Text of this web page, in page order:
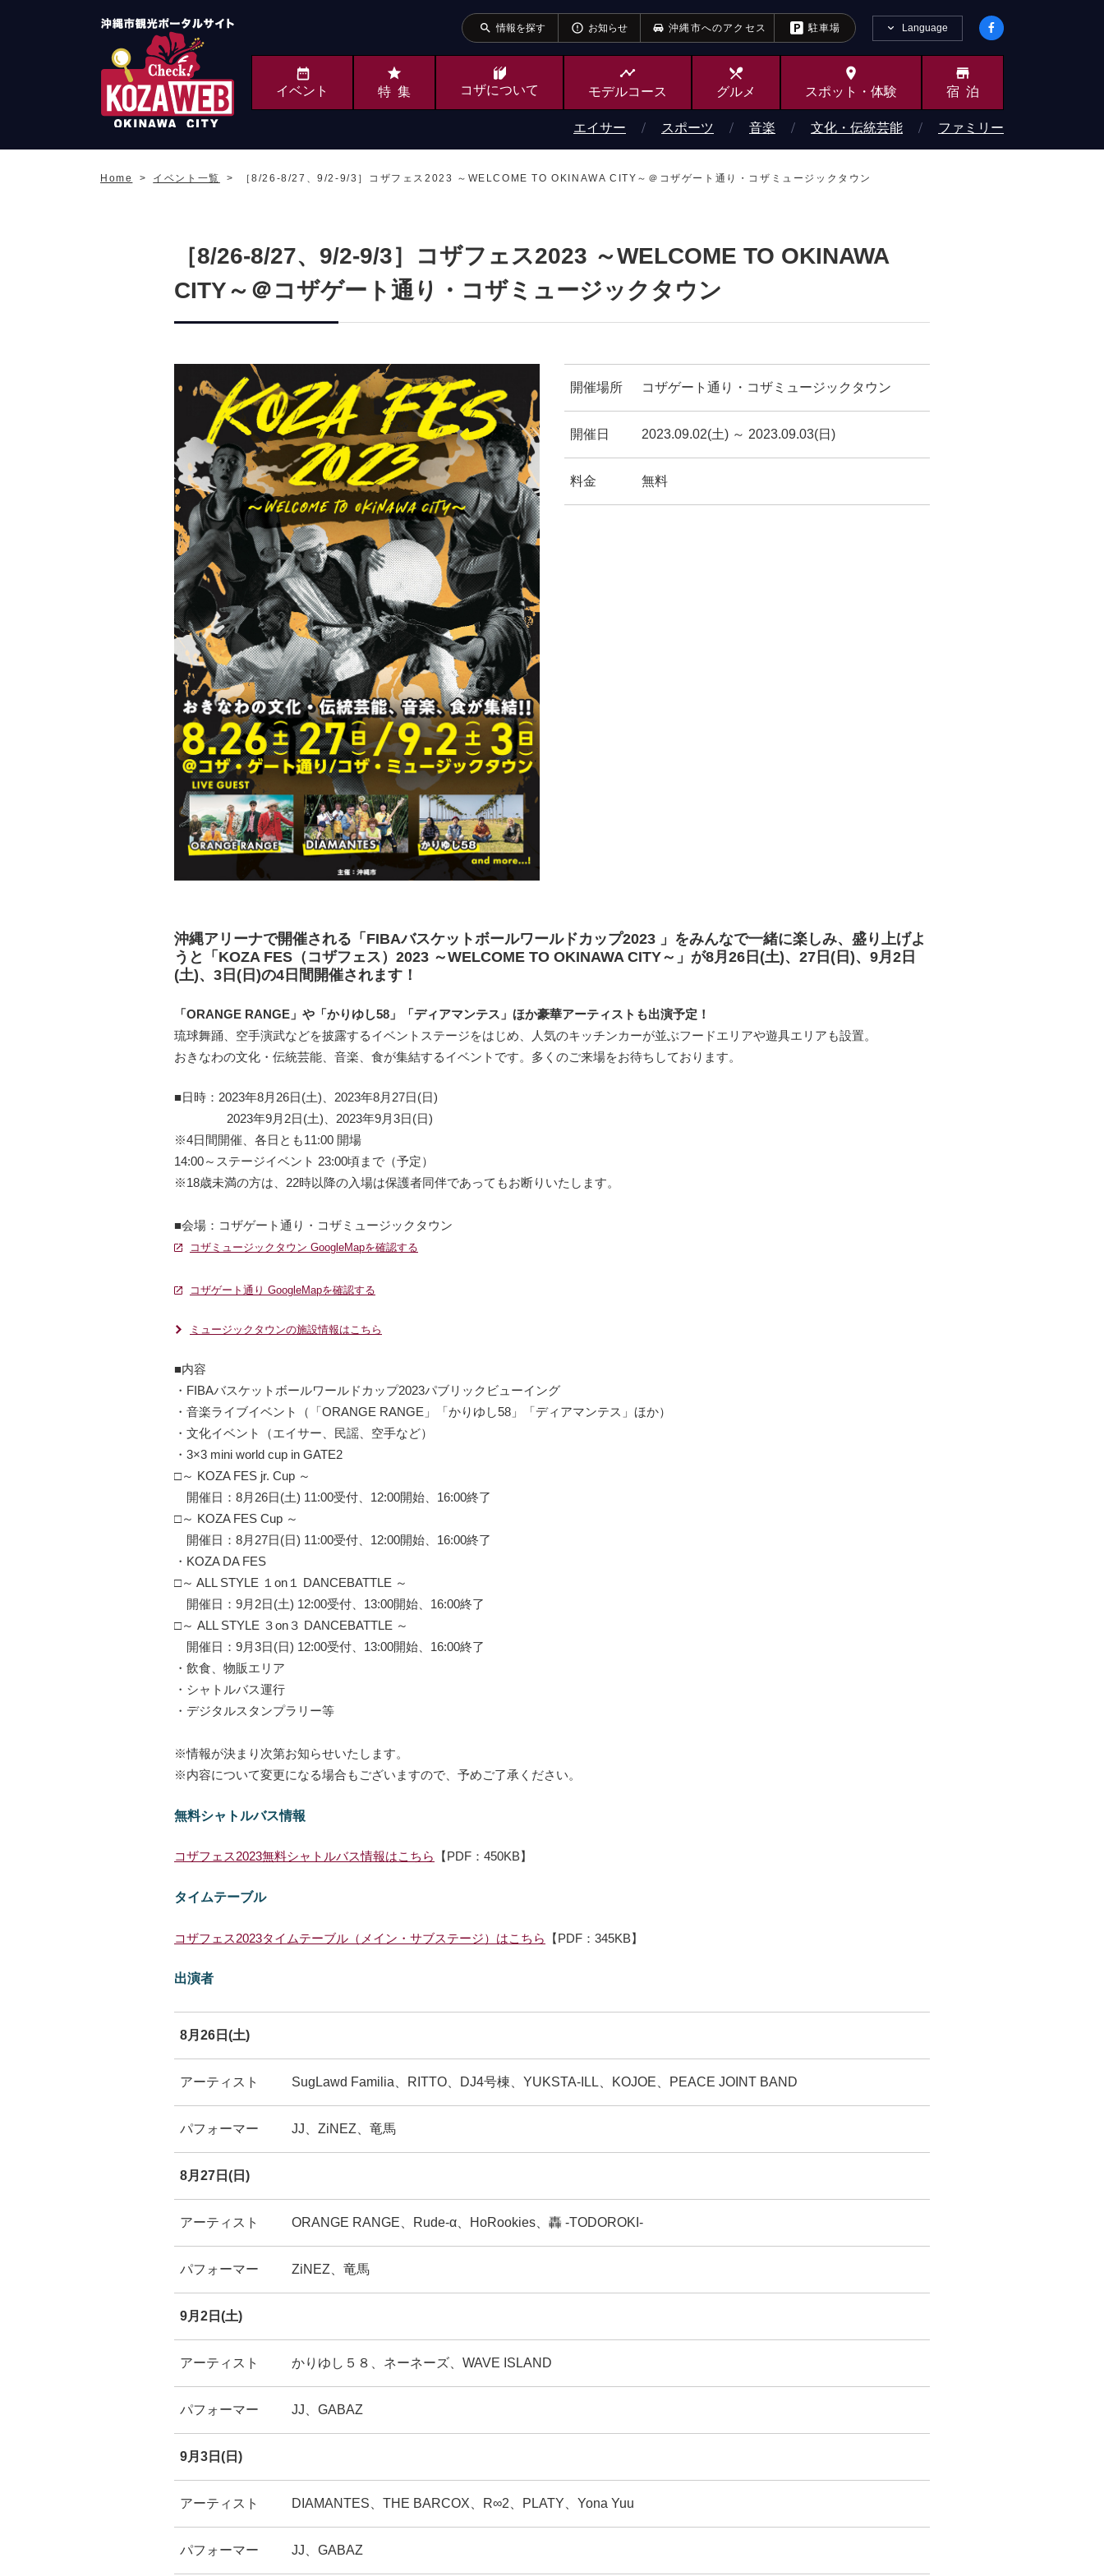
search 情報を探す error_outline お知らせ 沖縄市へのアクセス 駐車場 Language
OKINAWA CITY
イベント
star
特集 コザについて
timeline
モデルコース
local_dining
グルメ
place
スポット・ 体験
store
宿泊
エイサー スポーツ 音楽 文化・伝統芸能 ファミリー
Home イベント一覧 ［8/26-8/27、9/2-9/3］コザフェス2023 ～WELCOME TO OKINAWA CITY～＠コザゲート通り・コザミュージックタウン
［8/26-8/27、9/2-9/3］コザフェス2023 ～WELCOME TO OKINAWA
CITY～＠コザゲート通り・コザミュージックタウン
開催場所 コザゲート通り・コザミュージックタウン
開催日 2023.09.02(土) ～ 2023.09.03(日)
料金 無料
沖縄アリーナで開催される「FIBAバスケットボールワールドカップ2023 」をみんなで一緒に楽しみ、盛り上げよ
うと「KOZA FES（コザフェス）2023 ～WELCOME TO OKINAWA CITY～」が8月26日(土)、27日(日)、9月2日
(土)、3日(日)の4日間開催されます！
「ORANGE RANGE」や「かりゆし58」「ディアマンテス」ほか豪華アーティストも出演予定！
琉球舞踊、空手演武などを披露するイベントステージをはじめ、人気のキッチンカーが並ぶフードエリアや遊具エリアも設置。
おきなわの文化・伝統芸能、音楽、食が集結するイベントです。多くのご来場をお待ちしております。
■日時：2023年8月26日(土)、2023年8月27日(日)
2023年9月2日(土)、2023年9月3日(日)
※4日間開催、各日とも11:00 開場
14:00～ステージイベント 23:00頃まで（予定）
※18歳未満の方は、22時以降の入場は保護者同伴であってもお断りいたします。
■会場：コザゲート通り・コザミュージックタウン
コザミュージックタウン GoogleMapを確認する
コザゲート通り GoogleMapを確認する
ミュージックタウンの施設情報はこちら
■内容
・FIBAバスケットボールワールドカップ2023パブリックビューイング
・音楽ライブイベント（「ORANGE RANGE」「かりゆし58」「ディアマンテス」ほか）
・文化イベント（エイサー、民謡、空手など）
・3×3 mini world cup in GATE2
□～ KOZA FES jr. Cup ～
開催日：8月26日(土) 11:00受付、12:00開始、16:00終了
□～ KOZA FES Cup ～
開催日：8月27日(日) 11:00受付、12:00開始、16:00終了
・KOZA DA FES
□～ ALL STYLE １on１ DANCEBATTLE ～
開催日：9月2日(土) 12:00受付、13:00開始、16:00終了
□～ ALL STYLE ３on３ DANCEBATTLE ～
開催日：9月3日(日) 12:00受付、13:00開始、16:00終了
・飲食、物販エリア
・シャトルバス運行
・デジタルスタンプラリー等
※情報が決まり次第お知らせいたします。
※内容について変更になる場合もございますので、予めご了承ください。
無料シャトルバス情報
コザフェス2023無料シャトルバス情報はこちら 別ウィンドウで開きます
【PDF：450KB】
タイムテーブル
コザフェス2023タイムテーブル（メイン・サブステージ）はこちら 別ウィンドウで開きます
【PDF：345KB】
出演者
8月26日(土)
アーティスト SugLawd Familia、RITTO、DJ4号棟、YUKSTA-ILL、KOJOE、PEACE JOINT BAND
パフォーマー JJ、ZiNEZ、竜馬
8月27日(日)
アーティスト ORANGE RANGE、Rude-α、HoRookies、轟 -TODOROKI-
パフォーマー ZiNEZ、竜馬
9月2日(土)
アーティスト かりゆし５８、ネーネーズ、WAVE ISLAND
パフォーマー JJ、GABAZ
9月3日(日)
アーティスト DIAMANTES、THE BARCOX、R∞2、PLATY、Yona Yuu
パフォーマー JJ、GABAZ